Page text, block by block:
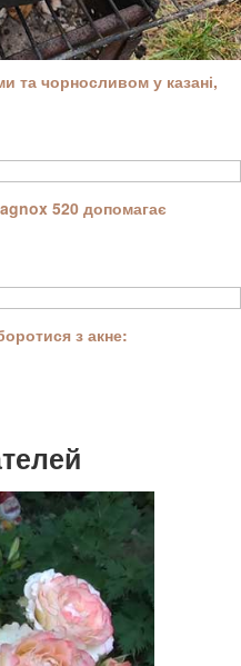
та чорносливом у казані,
520 допомагає
з акне: